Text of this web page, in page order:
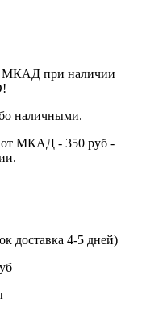
МКАД при наличии
наличными.
от МКАД - 350 руб -
доставка 4-5 дней)